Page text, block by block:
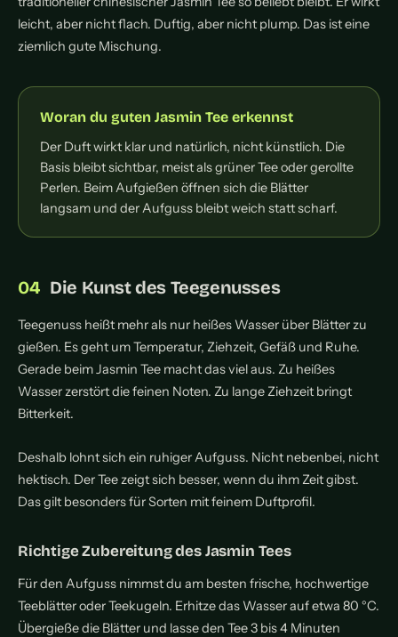
leicht, aber nicht flach. Duftig, aber nicht plump. Das ist eine
ziemlich gute Mischung.
Woran du guten Jasmin Tee erkennst
Der Duft wirkt klar und natürlich, nicht künstlich. Die
Basis bleibt sichtbar, meist als grüner Tee oder gerollte
Perlen. Beim Aufgießen öffnen sich die Blätter
langsam und der Aufguss bleibt weich statt scharf.
Die Kunst des Teegenusses
Teegenuss heißt mehr als nur heißes Wasser über Blätter zu
gießen. Es geht um Temperatur, Ziehzeit, Gefäß und Ruhe.
Gerade beim Jasmin Tee macht das viel aus. Zu heißes
Wasser zerstört die feinen Noten. Zu lange Ziehzeit bringt
Bitterkeit.
Deshalb lohnt sich ein ruhiger Aufguss. Nicht nebenbei, nicht
hektisch. Der Tee zeigt sich besser, wenn du ihm Zeit gibst.
Das gilt besonders für Sorten mit feinem Duftprofil.
Richtige Zubereitung des Jasmin Tees
Für den Aufguss nimmst du am besten frische, hochwertige
Teeblätter oder Teekugeln. Erhitze das Wasser auf etwa 80 °C.
Übergieße die Blätter und lasse den Tee 3 bis 4 Minuten